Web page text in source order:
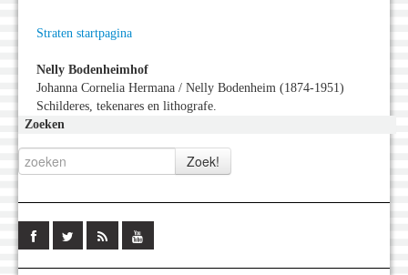
Straten startpagina
Nelly Bodenheimhof
Johanna Cornelia Hermana / Nelly Bodenheim (1874-1951)
Schilderes, tekenares en lithografe.
Zoeken